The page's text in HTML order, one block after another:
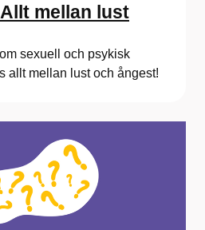
mellan lust
sexuell och psykisk
allt mellan lust och ångest!